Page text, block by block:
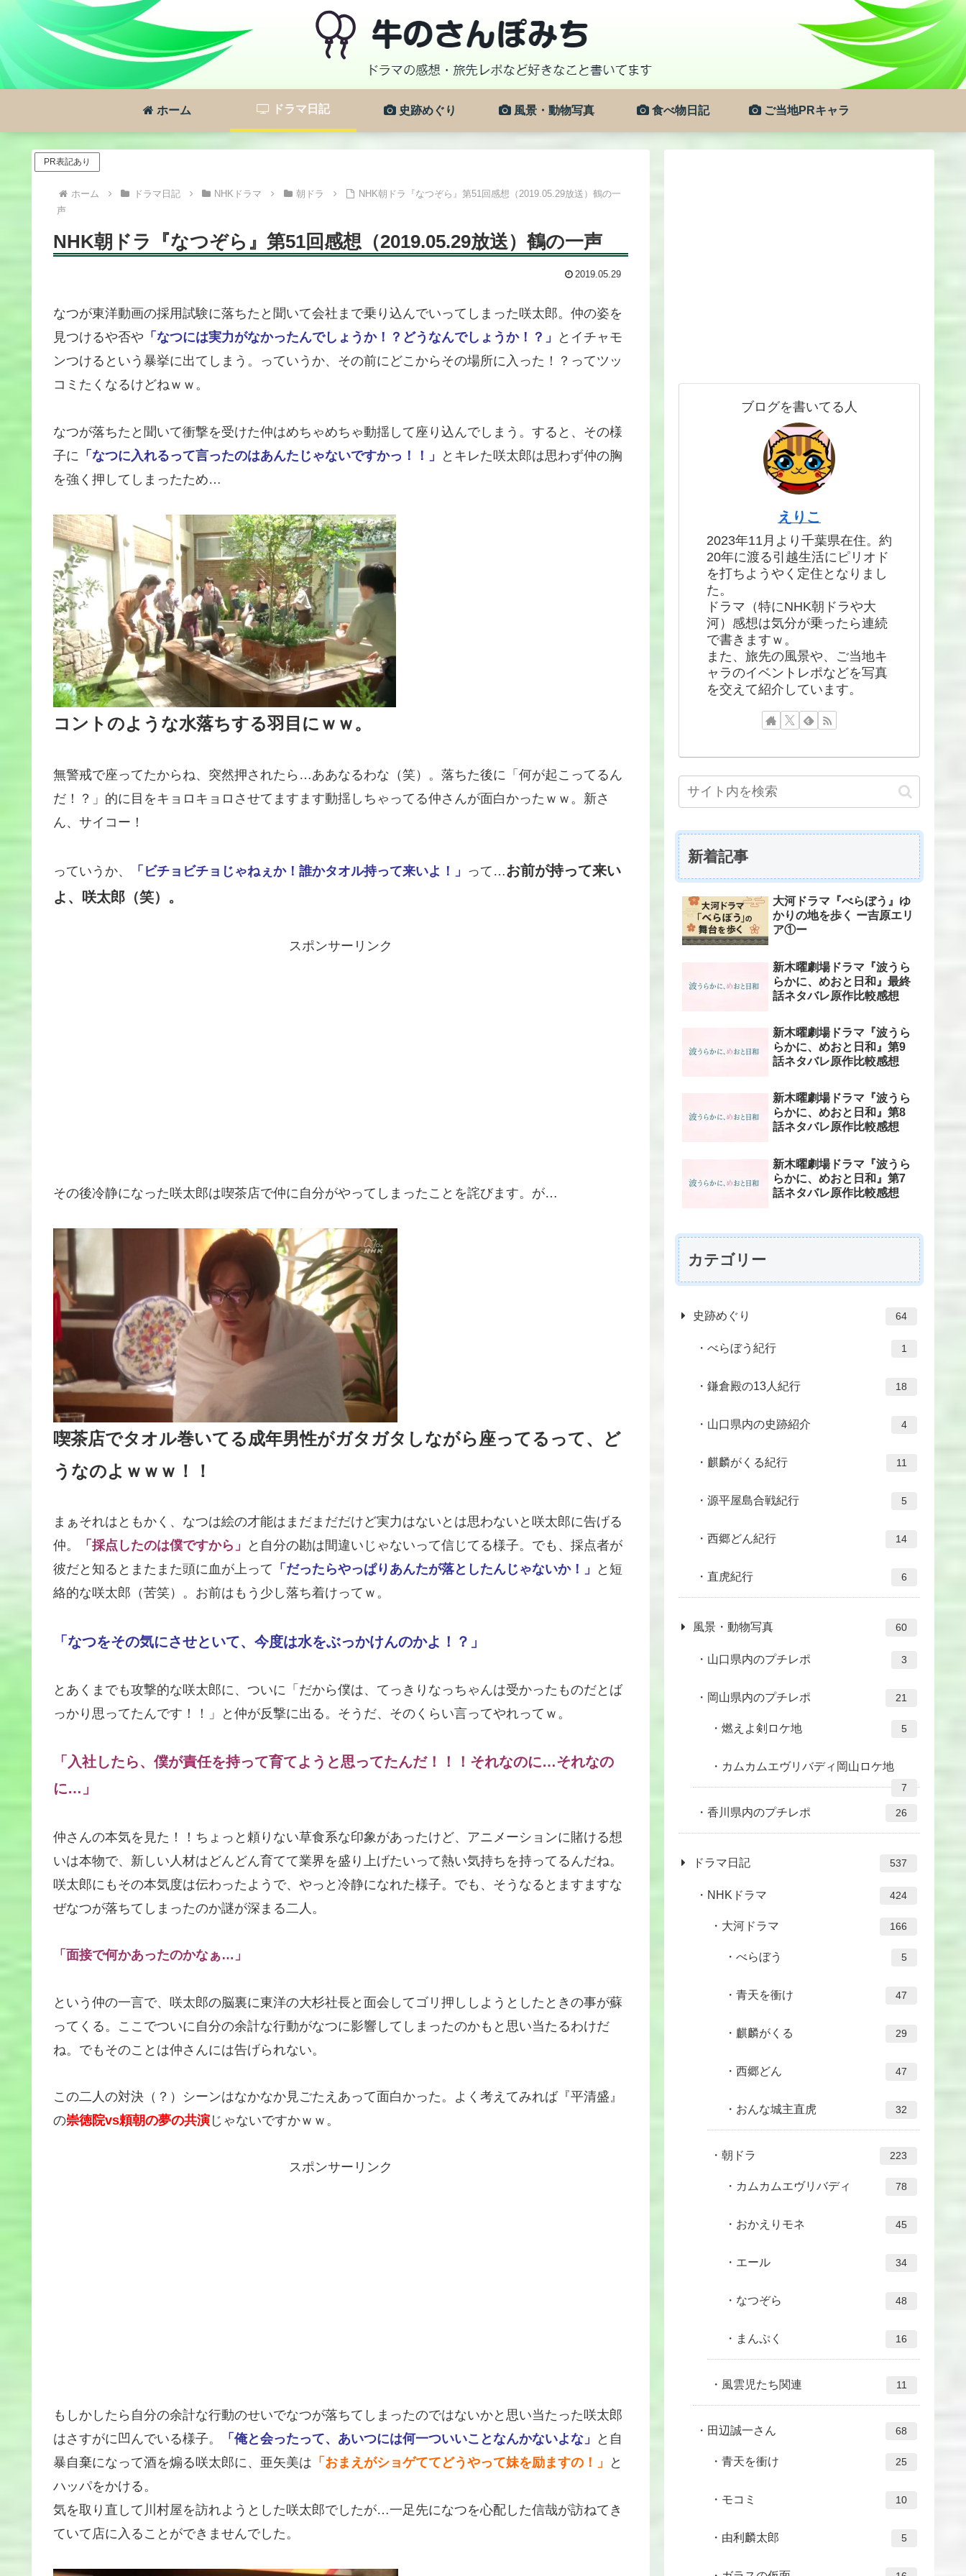
ホーム ドラマ日記 史跡めぐり 風景・動物写真 食べ物日記 ご当地PRキャラ
PR表記あり
ホーム ドラマ日記 NHKドラマ 朝ドラ
NHK朝ドラ『なつぞら』第51回感想（2019.05.29放送）鶴の一
声
NHK朝ドラ『なつぞら』第51回感想（2019.05.29放送）鶴の一声
2019.05.29
なつが東洋動画の採用試験に落ちたと聞いて会社まで乗り込んでいってしまった咲太郎。仲の姿を
見つけるや否や 「なつには実力がなかったんでしょうか！？どうなんでしょうか！？」
とイチャモ
ンつけるという暴挙に出てしまう。っていうか、その前にどこからその場所に入った！？ってツッ
コミたくなるけどねｗｗ。
なつが落ちたと聞いて衝撃を受けた仲はめちゃめちゃ動揺して座り込んでしまう。すると、その様
子に 「なつに入れるって言ったのはあんたじゃないですかっ！！」
とキレた咲太郎は思わず仲の胸
を強く押してしまったため…
コントのような水落ちする羽目にｗｗ。
無警戒で座ってたからね、突然押されたら…ああなるわな（笑）。落ちた後に「何が起こってるん
だ！？」的に目をキョロキョロさせてますます動揺しちゃってる仲さんが面白かったｗｗ。新さ
ん、サイコー！
っていうか、 「ビチョビチョじゃねぇか！誰かタオル持って来いよ！」 って…お前が持って来い
よ、咲太郎（笑）。
スポンサーリンク
その後冷静になった咲太郎は喫茶店で仲に自分がやってしまったことを詫びます。が…
喫茶店でタオル巻いてる成年男性がガタガタしながら座ってるって、ど
うなのよｗｗｗ！！
まぁそれはともかく、なつは絵の才能はまだまだだけど実力はないとは思わないと咲太郎に告げる
仲。
「採点したのは僕ですから」
と自分の勘は間違いじゃないって信じてる様子。でも、採点者が
彼だと知るとまたまた頭に血が上って 「だったらやっぱりあんたが落としたんじゃないか！」
と短
絡的な咲太郎（苦笑）。お前はもう少し落ち着けってｗ。
「なつをその気にさせといて、今度は水をぶっかけんのかよ！？」
とあくまでも攻撃的な咲太郎に、ついに「だから僕は、てっきりなっちゃんは受かったものだとば
っかり思ってたんです！！」と仲が反撃に出る。そうだ、そのくらい言ってやれってｗ。
「入社したら、僕が責任を持って育てようと思ってたんだ！！！それなのに…それなの
に…」
仲さんの本気を見た！！ちょっと頼りない草食系な印象があったけど、アニメーションに賭ける想
いは本物で、新しい人材はどんどん育てて業界を盛り上げたいって熱い気持ちを持ってるんだね。
咲太郎にもその本気度は伝わったようで、やっと冷静になれた様子。でも、そうなるとますますな
ぜなつが落ちてしまったのか謎が深まる二人。
「面接で何かあったのかなぁ…」
という仲の一言で、咲太郎の脳裏に東洋の大杉社長と面会してゴリ押ししようとしたときの事が蘇
ってくる。ここでついに自分の余計な行動がなつに影響してしまったのかもと思い当たるわけだ
ね。でもそのことは仲さんには告げられない。
この二人の対決（？）シーンはなかなか見ごたえあって面白かった。よく考えてみれば『平清盛』
の崇徳院vs頼朝の夢の共演 じゃないですかｗｗ。
スポンサーリンク
もしかしたら自分の余計な行動のせいでなつが落ちてしまったのではないかと思い当たった咲太郎
はさすがに凹んでいる様子。
「俺と会ったって、あいつには何一ついいことなんかないよな」
と自
暴自棄になって酒を煽る咲太郎に、亜矢美は 「おまえがショゲててどうやって妹を励ますの！」
と
ハッパをかける。
気を取り直して川村屋を訪れようとした咲太郎でしたが…一足先になつを心配した信哉が訪ねてき
ていて店に入ることができませんでした。
ブログを書いてる人
えりこ
2023年11月より千葉県在住。約
20年に渡る引越生活にピリオド
を打ちようやく定住となりまし
た。
ドラマ（特にNHK朝ドラや大
河）感想は気分が乗ったら連続
で書きますｗ。
また、旅先の風景や、ご当地キ
ャラのイベントレポなどを写真
を交えて紹介しています。
新着記事
大河ドラマ『べらぼう』ゆ
かりの地を歩く ー吉原エリ
ア①ー
新木曜劇場ドラマ『波うら
らかに、めおと日和』最終
話ネタバレ原作比較感想
新木曜劇場ドラマ『波うら
らかに、めおと日和』第9
話ネタバレ原作比較感想
新木曜劇場ドラマ『波うら
らかに、めおと日和』第8
話ネタバレ原作比較感想
新木曜劇場ドラマ『波うら
らかに、めおと日和』第7
話ネタバレ原作比較感想
カテゴリー
史跡めぐり 64
べらぼう紀行 1
鎌倉殿の13人紀行 18
山口県内の史跡紹介 4
麒麟がくる紀行 11
源平屋島合戦紀行 5
西郷どん紀行 14
直虎紀行 6
風景・動物写真 60
山口県内のプチレポ 3
岡山県内のプチレポ 21
燃えよ剣ロケ地 5
カムカムエヴリバディ岡山ロケ地
7
香川県内のプチレポ 26
ドラマ日記 537
NHKドラマ 424
大河ドラマ 166
べらぼう 5
青天を衝け 47
麒麟がくる 29
西郷どん 47
おんな城主直虎 32
朝ドラ 223
カムカムエヴリバディ 78
おかえりモネ 45
エール 34
なつぞら 48
まんぷく 16
風雲児たち関連 11
田辺誠一さん 68
青天を衝け 25
モコミ 10
由利麟太郎 5